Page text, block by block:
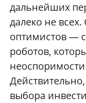
дальнейших
далеко не
оптимистов —
роботов,
выбора